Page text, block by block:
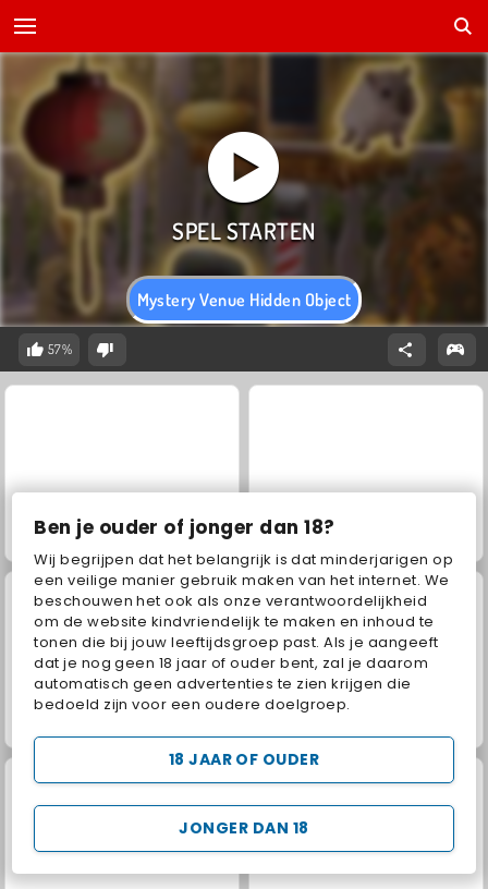
Ben je ouder of jonger dan 18?
Wij begrijpen dat het belangrijk is dat minderjarigen op
een veilige manier gebruik maken van het internet. We
beschouwen het ook als onze verantwoordelijkheid
om de website kindvriendelijk te maken en inhoud te
tonen die bij jouw leeftijdsgroep past. Als je aangeeft
dat je nog geen 18 jaar of ouder bent, zal je daarom
automatisch geen advertenties te zien krijgen die
bedoeld zijn voor een oudere doelgroep.
JONGER DAN 18
18 JAAR OF OUDER
Mystery Venue Hidden Object
57%